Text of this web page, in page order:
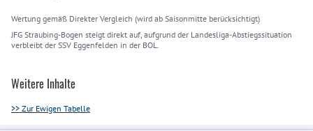
Wertung gemäß Direkter Vergleich (wird ab Saisonmitte berücksichtigt)
JFG Straubing-Bogen steigt direkt auf, aufgrund der Landesliga-Abstiegssituation
verbleibt der SSV Eggenfelden in der BOL.
Weitere Inhalte
>> Zur Ewigen Tabelle